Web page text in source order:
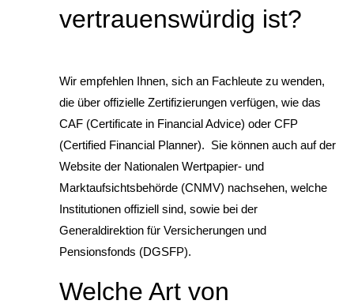
vertrauenswürdig ist?
Wir empfehlen Ihnen, sich an Fachleute zu wenden,
die über offizielle Zertifizierungen verfügen, wie das
CAF (Certificate in Financial Advice) oder CFP
(Certified Financial Planner). Sie können auch auf der
Website der Nationalen Wertpapier- und
Marktaufsichtsbehörde (CNMV) nachsehen, welche
Institutionen offiziell sind, sowie bei der
Generaldirektion für Versicherungen und
Pensionsfonds (DGSFP).
Welche Art von